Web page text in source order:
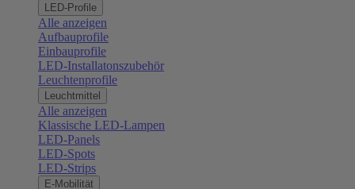
LED-Profile
Alle anzeigen
Aufbauprofile
Einbauprofile
LED-Installatonszubehör
Leuchtenprofile
Leuchtmittel
Alle anzeigen
Klassische LED-Lampen
LED-Panels
LED-Spots
LED-Strips
E-Mobilität